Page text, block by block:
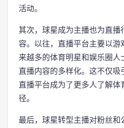
活动。
其次，球星成为主播也为直播
容。以往，直播平台主要以
来越多的体育明星和娱乐圈人
直播内容的多样化。这不仅
直播平台成为了更多人了解
径。
最后，球星转型主播对粉丝和